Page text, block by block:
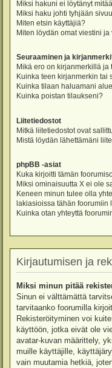
Miksi hakuni ei löytänyt
Miksi haku johti tyhjään
Miten etsin käyttäjiä?
Miten löydän omat viestini
Seuraaminen ja
Mikä ero on kirjanmerkillä ja
Kuinka teen kirjanmerkin
Kuinka tilaan haluamani
Kuinka poistan tilaukseni?
Liitetiedostot
Mitkä liitetiedostot ovat
Mistä löydän lähettämäni
phpBB -asiat
Kuka kirjoitti tämän
Miksi ominaisuutta X ei ole
Keneen minun tulee olla
lakiasioissa tähän foorumiin
Kuinka otan yhteyttä
Kirjautumisen ja
Miksi minun pitää
Sinun ei välttämättä
tarvitaanko foorumilla
Rekisteröityminen voi
käyttöön, jotka eivät ole
avatar-kuvan määrittely,
muille käyttäjille,
vain muutamia hetkiä,